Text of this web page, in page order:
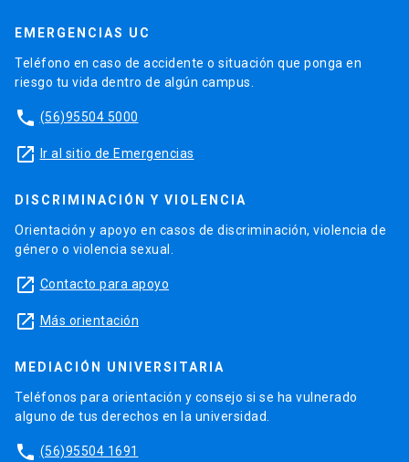
EMERGENCIAS UC
Teléfono en caso de accidente o situación que ponga en
riesgo tu vida dentro de algún campus.
phone (56)95504 5000
launch Ir al sitio de Emergencias
DISCRIMINACIÓN Y VIOLENCIA
Orientación y apoyo en casos de discriminación, violencia de
género o violencia sexual.
launch Contacto para apoyo
launch Más orientación
MEDIACIÓN UNIVERSITARIA
Teléfonos para orientación y consejo si se ha vulnerado
alguno de tus derechos en la universidad.
phone (56)95504 1691